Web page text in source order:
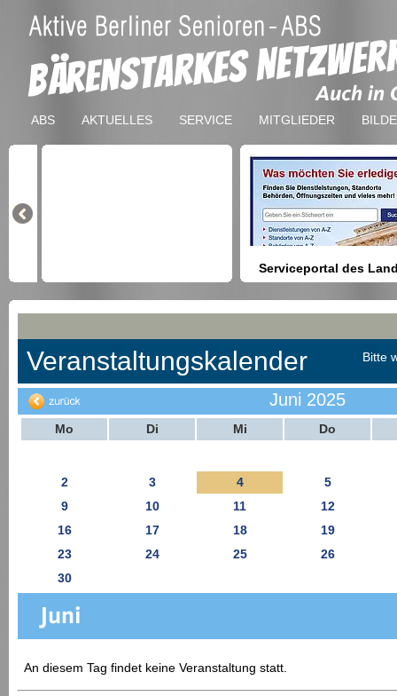
ABS AKTUELLES SERVICE MITGLIEDER
Serviceportal des
Berlin
Anmeldung bei Ämtern usw.
Veranstaltungskalender Bitte
Juni 2025
Mo Di Mi Do
2 3 4
5
9
10 11
12
16
17 18
19
23
24 25
26
30
An diesem Tag findet keine Veranstaltung statt.